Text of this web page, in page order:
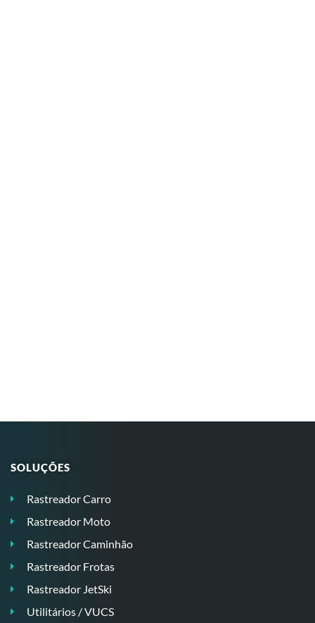
SOLUÇÕES
Rastreador Carro
Rastreador Moto
Rastreador Caminhão
Rastreador Frotas
Rastreador JetSki
Utilitários / VUCS